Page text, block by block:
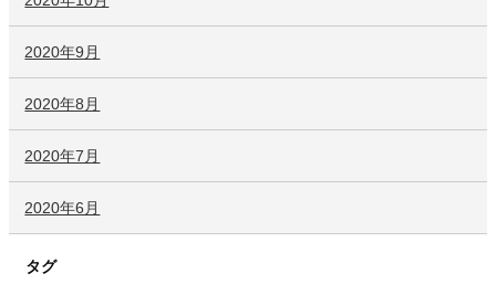
2020年9月
2020年8月
2020年7月
2020年6月
タグ